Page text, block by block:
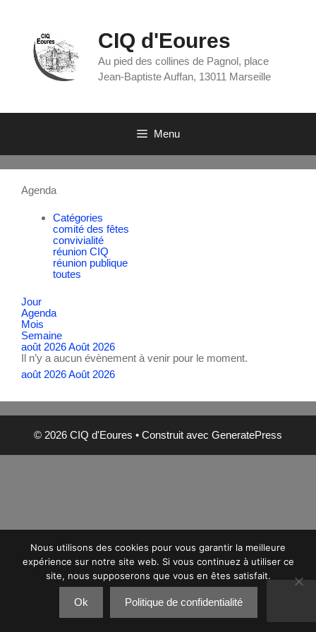
CIQ d'Eoures
Au pied des collines de Pagnol, place
Jean-Baptiste Auffan, 13011 Marseille
Menu
Agenda
Catégories
comité des fêtes
convivialité
réunion CIQ
réunion publique
toutes
Jour
Agenda
Mois
Semaine
août 2026Août 2026
Il n’y a aucun évènement à venir pour le moment.
août 2026Août 2026
© 2026 CIQ d'Eoures • Construit avec GeneratePress
Nous utilisons des cookies pour vous garantir la meilleure
expérience sur notre site web. Si vous continuez à utiliser ce
site, nous supposerons que vous en êtes satisfait.
Ok Politique de confidentialité